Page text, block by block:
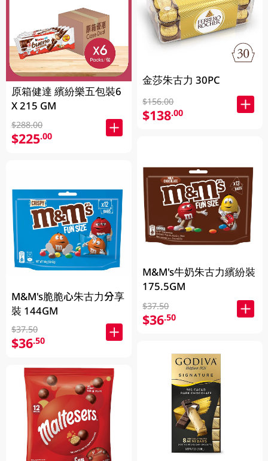
原箱健達 繽紛樂五包裝6
X 215 GM
$288.00
$225.00
M&M's脆脆心朱古力分享
裝 144GM
$37.50
$36.50
金莎朱古力 30PC
$156.00
$138.00
M&M's牛奶朱古力繽紛裝
175.5GM
$37.50
$36.50